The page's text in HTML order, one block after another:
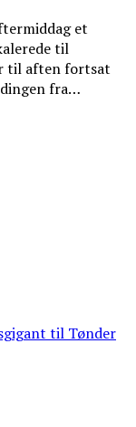
et
til
til aften fortsat
fra…